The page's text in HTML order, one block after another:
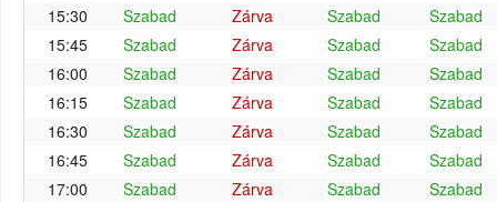
15:30
Szabad Zárva Szabad
Szabad
15:45
Szabad Zárva Szabad
Szabad
16:00
Szabad Zárva Szabad
Szabad
16:15
Szabad Zárva Szabad
Szabad
16:30
Szabad Zárva Szabad
Szabad
16:45
Szabad Zárva Szabad
Szabad
17:00
Szabad Zárva Szabad
Szabad